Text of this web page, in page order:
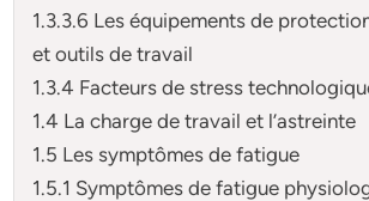
1.3.3.6 Les équipements de
et outils de travail
1.3.4 Facteurs de stress
1.4 La charge de travail et l’astreinte
1.5 Les symptômes de fatigue
1.5.1 Symptômes de fatigue